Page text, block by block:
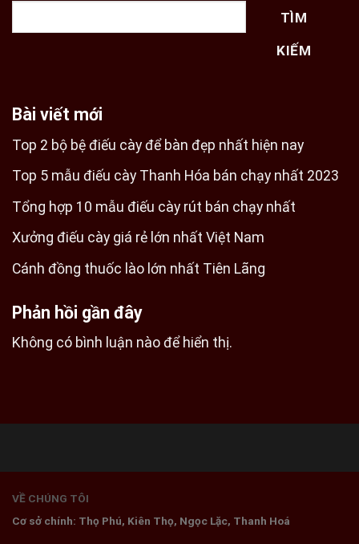
TÌM
KIẾM
Bài viết mới
Top 2 bộ bệ điếu cày để bàn đẹp nhất hiện nay
Top 5 mẫu điếu cày Thanh Hóa bán chạy nhất 2023
Tổng hợp 10 mẫu điếu cày rút bán chạy nhất
Xưởng điếu cày giá rẻ lớn nhất Việt Nam
Cánh đồng thuốc lào lớn nhất Tiên Lãng
Phản hồi gần đây
Không có bình luận nào để hiển thị.
VỀ CHÚNG TÔI
Cơ sở chính: Thọ Phú, Kiên Thọ, Ngọc Lặc, Thanh Hoá